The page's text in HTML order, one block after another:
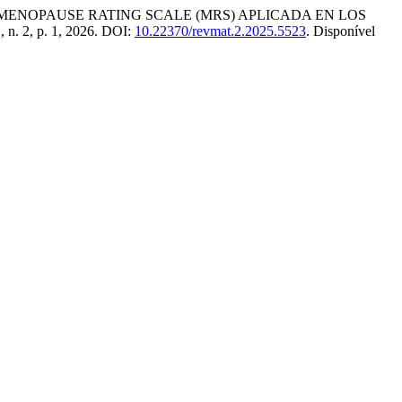
RATING SCALE (MRS) APLICADA EN LOS
n. 2, p. 1, 2026. DOI: 10.22370/revmat.2.2025.5523. Disponível